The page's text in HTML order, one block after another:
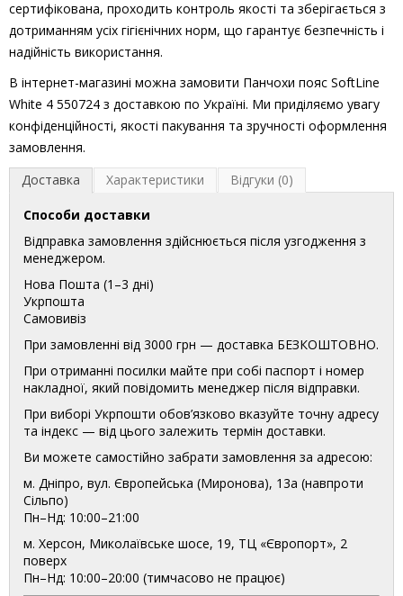
сертифікована, проходить контроль якості та зберігається з
дотриманням усіх гігієнічних норм, що гарантує безпечність і
надійність використання.
В інтернет-магазині можна замовити Панчохи пояс SoftLine
White 4 550724 з доставкою по Україні. Ми приділяємо увагу
конфіденційності, якості пакування та зручності оформлення
замовлення.
Доставка
Характеристики Відгуки (0)
Способи доставки
Відправка замовлення здійснюється після узгодження з
менеджером.
Нова Пошта (1–3 дні)
Укрпошта
Самовивіз
При замовленні від 3000 грн — доставка БЕЗКОШТОВНО.
При отриманні посилки майте при собі паспорт і номер
накладної, який повідомить менеджер після відправки.
При виборі Укрпошти обов’язково вказуйте точну адресу
та індекс — від цього залежить термін доставки.
Ви можете самостійно забрати замовлення за адресою:
м. Дніпро, вул. Європейська (Миронова), 13а (навпроти
Сільпо)
Пн–Нд: 10:00–21:00
м. Херсон, Миколаївське шосе, 19, ТЦ «Європорт», 2
поверх
Пн–Нд: 10:00–20:00 (тимчасово не працює)